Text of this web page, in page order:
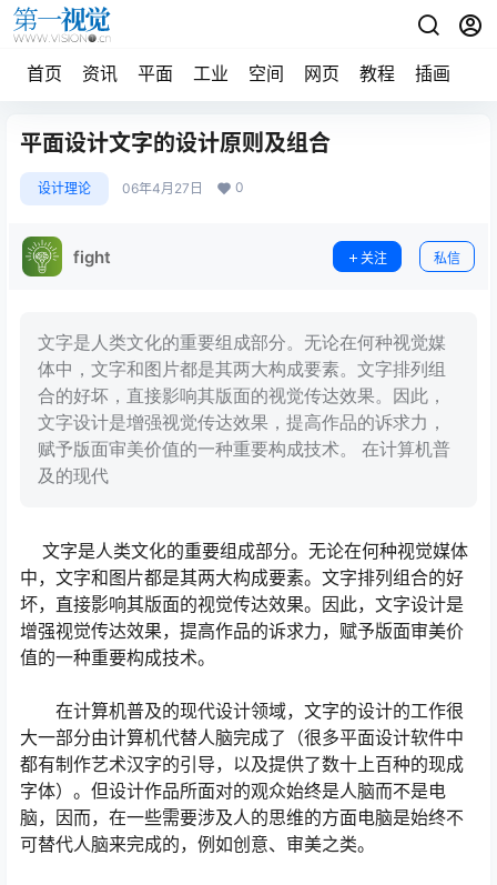
首页 资讯 平面 工业 空间 网页 教程 插画
平面设计文字的设计原则及组合
设计理论 06年4月27日 0
fight 关注 私信
文字是人类文化的重要组成部分。无论在何种视觉媒
体中，文字和图片都是其两大构成要素。文字排列组
合的好坏，直接影响其版面的视觉传达效果。因此，
文字设计是增强视觉传达效果，提高作品的诉求力，
赋予版面审美价值的一种重要构成技术。 在计算机普
及的现代
文字是人类文化的重要组成部分。无论在何种视觉媒体
中，文字和图片都是其两大构成要素。文字排列组合的好
坏，直接影响其版面的视觉传达效果。因此，文字设计是
增强视觉传达效果，提高作品的诉求力，赋予版面审美价
值的一种重要构成技术。
在计算机普及的现代设计领域，文字的设计的工作很
大一部分由计算机代替人脑完成了（很多平面设计软件中
都有制作艺术汉字的引导，以及提供了数十上百种的现成
字体）。但设计作品所面对的观众始终是人脑而不是电
脑，因而，在一些需要涉及人的思维的方面电脑是始终不
可替代人脑来完成的，例如创意、审美之类。